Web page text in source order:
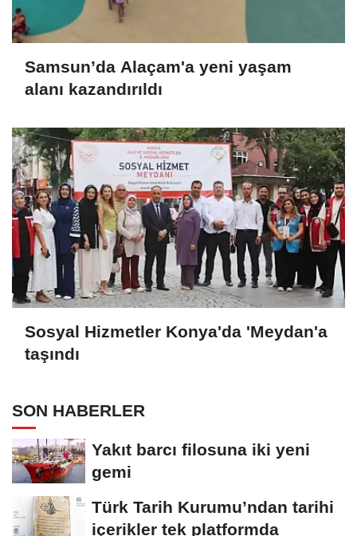
Samsun’da Alaçam'a yeni yaşam
alanı kazandırıldı
Sosyal Hizmetler Konya'da 'Meydan'a
taşındı
SON HABERLER
Yakıt barcı filosuna iki yeni
gemi
Türk Tarih Kurumu’ndan tarihi
içerikler tek platformda